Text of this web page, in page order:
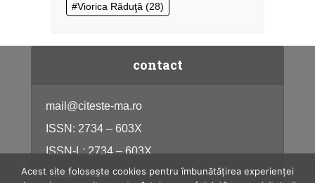
Viorica Răduţă (28)
contact
mail@citeste-ma.ro
ISSN: 2734 – 603X
ISSN-L: 2734 – 603X
citeste-ma.ro
Acest site folosește cookies pentru îmbunătățirea experienței